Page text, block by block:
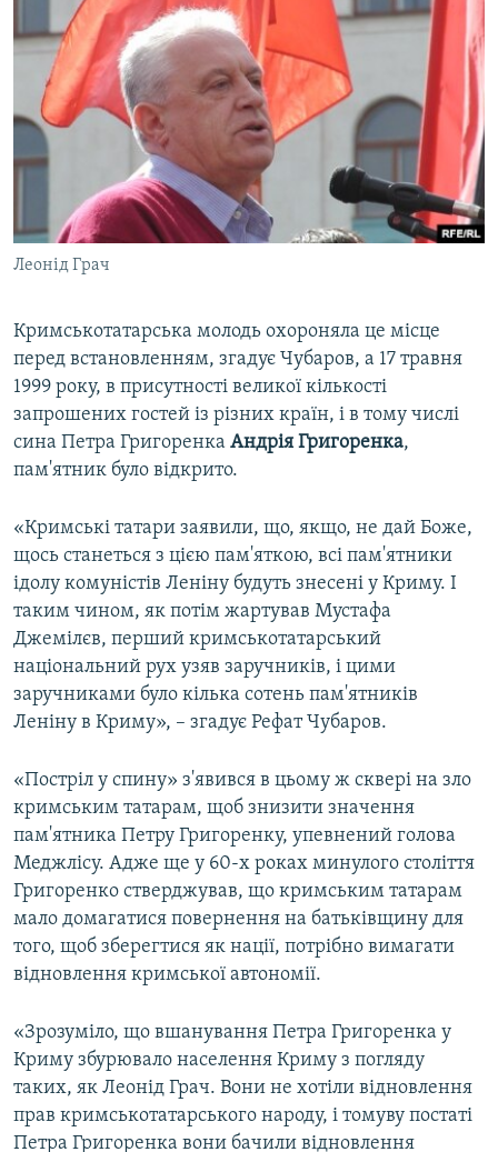
Леонід Грач
Кримськотатарська молодь охороняла це місце
перед встановленням, згадує Чубаров, а 17 травня
1999 року, в присутності великої кількості
запрошених гостей із різних країн, і в тому числі
сина Петра Григоренка Андрія Григоренка,
пам'ятник було відкрито.
«Кримські татари заявили, що, якщо, не дай Боже,
щось станеться з цією пам'яткою, всі пам'ятники
ідолу комуністів Леніну будуть знесені у Криму. І
таким чином, як потім жартував Мустафа
Джемілєв, перший кримськотатарський
національний рух узяв заручників, і цими
заручниками було кілька сотень пам'ятників
Леніну в Криму», – згадує Рефат Чубаров.
«Постріл у спину» з'явився в цьому ж сквері на зло
кримським татарам, щоб знизити значення
пам'ятника Петру Григоренку, упевнений голова
Меджлісу. Адже ще у 60-х роках минулого століття
Григоренко стверджував, що кримським татарам
мало домагатися повернення на батьківщину для
того, щоб зберегтися як нації, потрібно вимагати
відновлення кримської автономії.
«Зрозуміло, що вшанування Петра Григоренка у
Криму збурювало населення Криму з погляду
таких, як Леонід Грач. Вони не хотіли відновлення
прав кримськотатарського народу, і томуву постаті
Петра Григоренка вони бачили відновлення